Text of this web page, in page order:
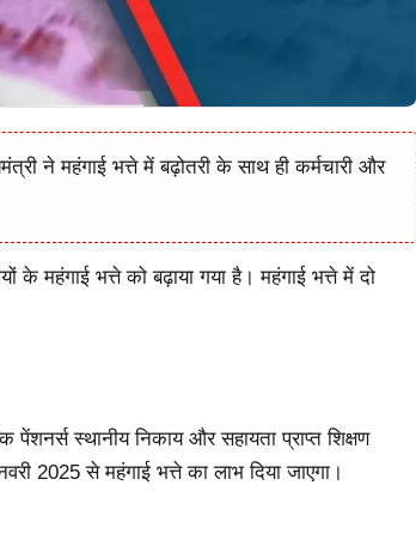
ने महंगाई भत्ते में बढ़ोतरी के साथ ही कर्मचारी और
के महंगाई भत्ते को बढ़ाया गया है। महंगाई भत्ते में दो
स्थानीय निकाय और सहायता प्राप्त शिक्षण
2025 से महंगाई भत्ते का लाभ दिया जाएगा।